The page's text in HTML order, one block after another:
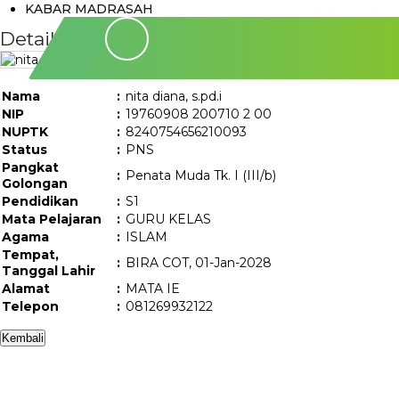
KABAR MADRASAH
Detail Guru/Staff
Nama : nita diana, s.pd.i
NIP
: 19760908 200710 2 00
NUPTK
: 8240754656210093
Status
: PNS
Pangkat
Golongan
: Penata Muda Tk. I (III/b)
Pendidikan
: S1
Mata Pelajaran
: GURU KELAS
Agama
: ISLAM
Tempat,
Tanggal Lahir
: BIRA COT, 01-Jan-2028
Alamat
: MATA IE
Telepon
: 081269932122